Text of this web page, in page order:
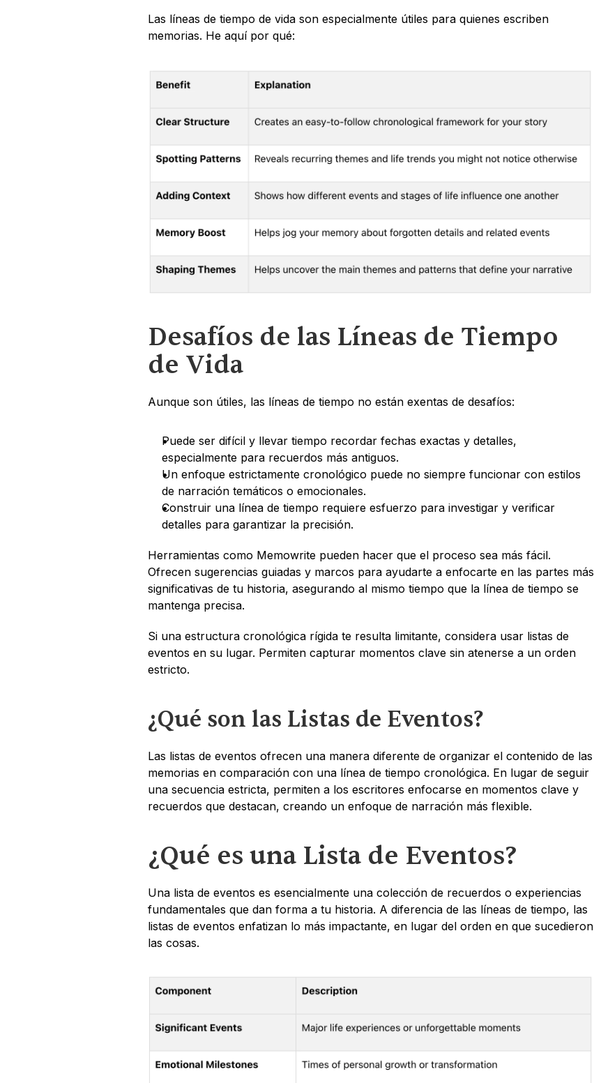
Las líneas de tiempo de vida son especialmente útiles para quienes escriben
memorias. He aquí por qué:
Desafíos de las Líneas de Tiempo
de Vida
Aunque son útiles, las líneas de tiempo no están exentas de desafíos:
Puede ser difícil y llevar tiempo recordar fechas exactas y detalles,
especialmente para recuerdos más antiguos.
Un enfoque estrictamente cronológico puede no siempre funcionar con estilos
de narración temáticos o emocionales.
Construir una línea de tiempo requiere esfuerzo para investigar y verificar
detalles para garantizar la precisión.
Herramientas como Memowrite pueden hacer que el proceso sea más fácil.
Ofrecen sugerencias guiadas y marcos para ayudarte a enfocarte en las partes más
significativas de tu historia, asegurando al mismo tiempo que la línea de tiempo se
mantenga precisa.
Si una estructura cronológica rígida te resulta limitante, considera usar listas de
eventos en su lugar. Permiten capturar momentos clave sin atenerse a un orden
estricto.
¿Qué son las Listas de Eventos?
Las listas de eventos ofrecen una manera diferente de organizar el contenido de las
memorias en comparación con una línea de tiempo cronológica. En lugar de seguir
una secuencia estricta, permiten a los escritores enfocarse en momentos clave y
recuerdos que destacan, creando un enfoque de narración más flexible.
¿Qué es una Lista de Eventos?
Una lista de eventos es esencialmente una colección de recuerdos o experiencias
fundamentales que dan forma a tu historia. A diferencia de las líneas de tiempo, las
listas de eventos enfatizan lo más impactante, en lugar del orden en que sucedieron
las cosas.